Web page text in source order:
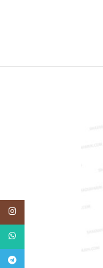
واتساپ
تلگرام